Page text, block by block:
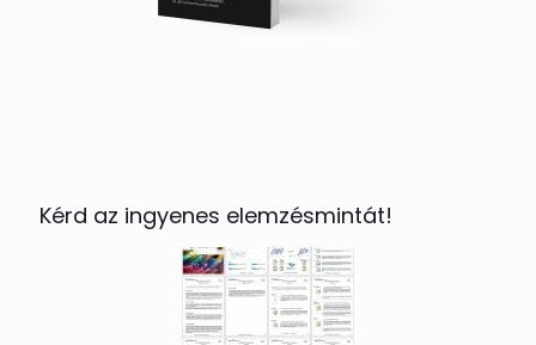
Kérd az ingyenes elemzésmintát!